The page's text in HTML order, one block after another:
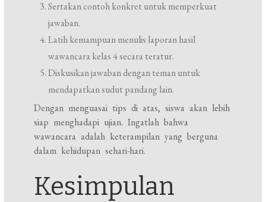
Sertakan contoh konkret untuk memperkuat
jawaban.
Latih kemampuan menulis laporan hasil
wawancara kelas 4 secara teratur.
Diskusikan jawaban dengan teman untuk
mendapatkan sudut pandang lain.
Dengan menguasai tips di atas, siswa akan lebih
siap menghadapi ujian. Ingatlah bahwa
wawancara adalah keterampilan yang berguna
dalam kehidupan sehari-hari.
Kesimpulan